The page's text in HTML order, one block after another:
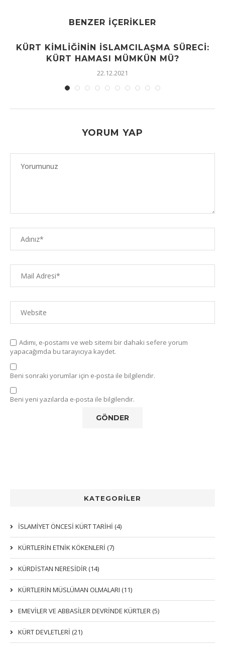
BENZER İÇERIKLER
KÜRT KIMLIĞININ İSLAMCILAŞMA SÜRECI:
KÜRT HAMASI MÜMKÜN MÜ?
22.12.2021
YORUM YAP
Adımı, e-postamı ve web sitemi bir dahaki sefere yorum
yapacağımda bu tarayıcıya kaydet.
Beni sonraki yorumlar için e-posta ile bilgilendir.
Beni yeni yazılarda e-posta ile bilgilendir.
KATEGORİLER
İSLAMİYET ÖNCESİ KÜRT TARİHİ (4)
KÜRTLERIN ETNIK KÖKENLERI (7)
KÜRDİSTAN NERESİDİR (14)
KÜRTLERİN MÜSLÜMAN OLMALARI (11)
EMEVİLER VE ABBASİLER DEVRİNDE KÜRTLER (5)
KÜRT DEVLETLERİ (21)